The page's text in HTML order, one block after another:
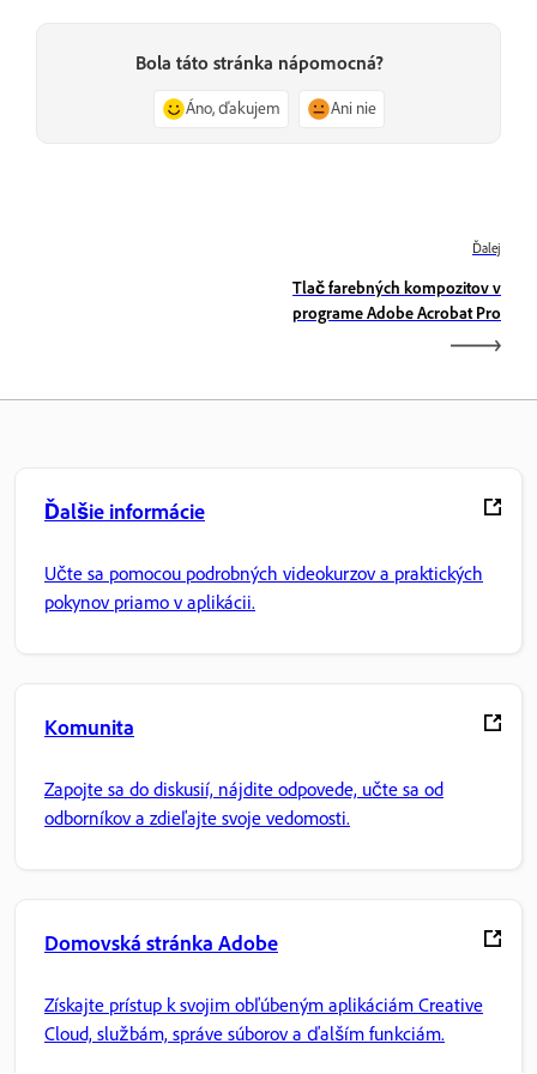
Bola táto stránka nápomocná?
Áno, ďakujem Ani nie
Ďalej
Tlač farebných kompozitov v
programe Adobe Acrobat Pro
Ďalšie informácie
Učte sa pomocou podrobných videokurzov a praktických
pokynov priamo v aplikácii.
Komunita
Zapojte sa do diskusií, nájdite odpovede, učte sa od
odborníkov a zdieľajte svoje vedomosti.
Domovská stránka Adobe
Získajte prístup k svojim obľúbeným aplikáciám Creative
Cloud, službám, správe súborov a ďalším funkciám.